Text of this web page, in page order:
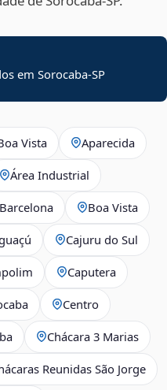
em Sorocaba-SP
Vista Aparecida
Área Industrial
Barcelona Boa Vista
Cajuru do Sul
Caputera
Centro
Chácara 3 Marias
Reunidas São Jorge